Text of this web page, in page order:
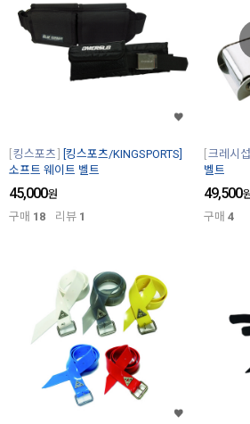
킹스포츠
[킹스포츠/KINGSPORTS]
소프트 웨이트 벨트
45,000원
구매 18 리뷰 1
크레시섭
벨트
49,500
구매 4